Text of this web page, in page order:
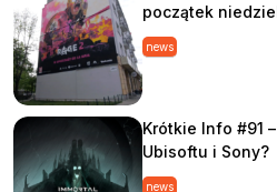
początek
news
Krótkie Info #91
Ubisoftu i Sony?
news